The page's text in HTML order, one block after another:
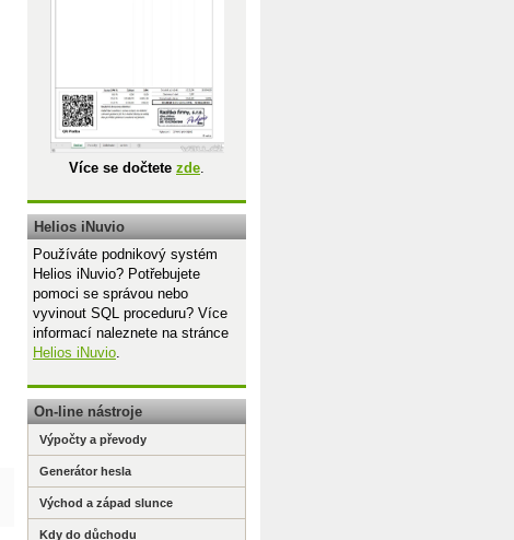
Více se dočtete zde.
Helios iNuvio
Používáte podnikový systém
Helios iNuvio? Potřebujete
pomoci se správou nebo
vyvinout SQL proceduru? Více
informací naleznete na stránce
Helios iNuvio.
On-line nástroje
Výpočty a převody
Generátor hesla
Východ a západ slunce
Kdy do důchodu